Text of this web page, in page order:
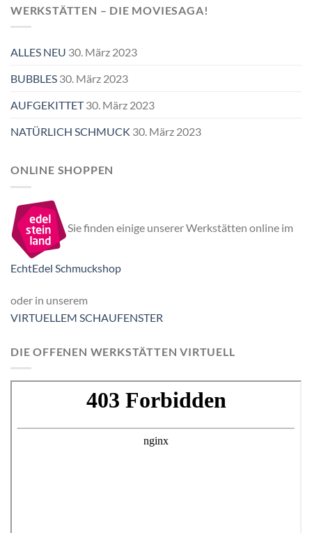
WERKSTÄTTEN – DIE MOVIESAGA!
ALLES NEU 30. März 2023
BUBBLES 30. März 2023
AUFGEKITTET 30. März 2023
NATÜRLICH SCHMUCK 30. März 2023
ONLINE SHOPPEN
Sie finden einige unserer Werkstätten online im
EchtEdel Schmuckshop
oder in unserem
VIRTUELLEM SCHAUFENSTER
DIE OFFENEN WERKSTÄTTEN VIRTUELL